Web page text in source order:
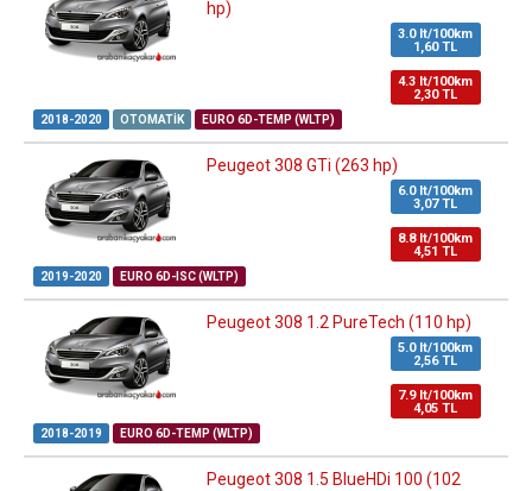
hp)
3.0 lt/100km
1,60 TL
4.3 lt/100km
2,30 TL
2018-2020 OTOMATIK EURO 6D-TEMP (WLTP)
Peugeot 308 GTi (263 hp)
6.0 lt/100km
3,07 TL
8.8 lt/100km
4,51 TL
2019-2020 EURO 6D-ISC (WLTP)
Peugeot 308 1.2 PureTech (110 hp)
5.0 lt/100km
2,56 TL
7.9 lt/100km
4,05 TL
2018-2019 EURO 6D-TEMP (WLTP)
Peugeot 308 1.5 BlueHDi 100 (102